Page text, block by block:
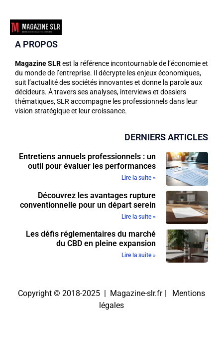
A PROPOS
Magazine SLRest la référence incontournable de l’économie et
du monde de l’entreprise. Il décrypte les enjeux économiques,
suit l’actualité des sociétés innovantes et donne la parole aux
décideurs. À travers ses analyses, interviews et dossiers
thématiques, SLR accompagne les professionnels dans leur
vision stratégique et leur croissance.
DERNIERS ARTICLES
Entretiens annuels professionnels : un
outil pour évaluer les performances
Lire la suite »
Découvrez les avantages rupture
conventionnelle pour un départ serein
Lire la suite »
Les défis réglementaires du marché
du CBD en pleine expansion
Lire la suite »
Copyright © 2018-2025 | Magazine-slr.fr |
Mentions
légales